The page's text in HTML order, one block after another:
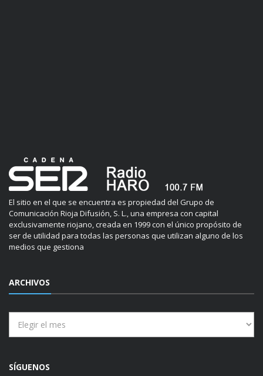
El sitio en el que se encuentra es propiedad del Grupo de
Comunicación Rioja Difusión, S. L., una empresa con capital
exclusivamente riojano, creada en 1999 con el único propósito de
ser de utilidad para todas las personas que utilizan alguno de los
medios que gestiona
ARCHIVOS
SÍGUENOS